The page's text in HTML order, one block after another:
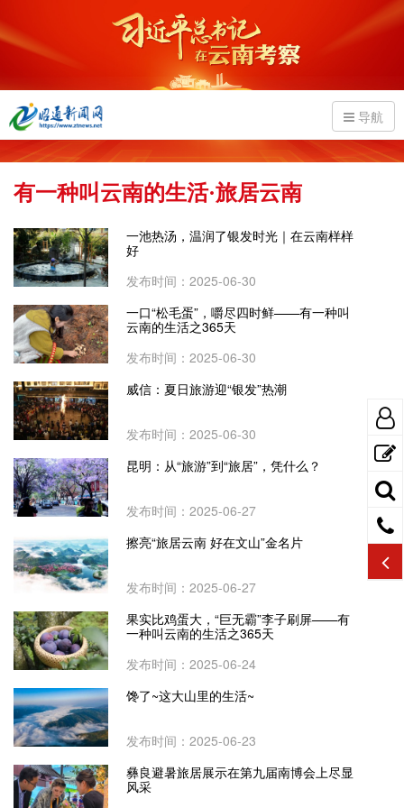
导航
有一种叫云南的生活·旅居云南
一池热汤，温润了银发时光｜在云南样样
好
发布时间：2025-06-30
一口“松毛蛋”，嚼尽四时鲜——有一种叫
云南的生活之365天
发布时间：2025-06-30
威信：夏日旅游迎“银发”热潮
发布时间：2025-06-30
昆明：从“旅游”到“旅居”，凭什么？
发布时间：2025-06-27
擦亮“旅居云南 好在文山”金名片
发布时间：2025-06-27
果实比鸡蛋大，“巨无霸”李子刷屏——有
一种叫云南的生活之365天
发布时间：2025-06-24
馋了~这大山里的生活~
发布时间：2025-06-23
彝良避暑旅居展示在第九届南博会上尽显
风采